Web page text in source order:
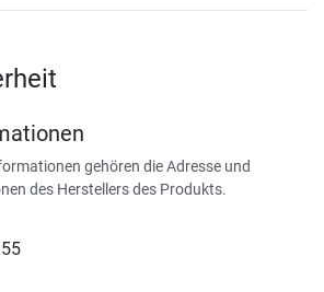
gehören die Adresse und
des Herstellers des Produkts.